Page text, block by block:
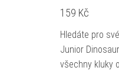
159 Kč
Hledáte pro své
Junior
všechny kluky